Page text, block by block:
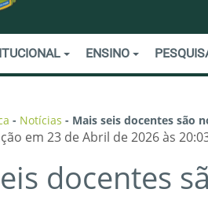
ENSINO
- Notícias - Mais seis docentes são
em 23 de Abril de 2026 às
docentes